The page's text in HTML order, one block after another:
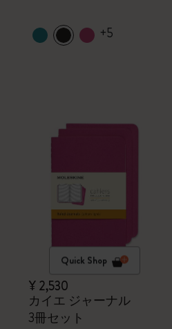
+5
Quick Shop
¥ 2,530
カイエ ジャーナル
3冊セット